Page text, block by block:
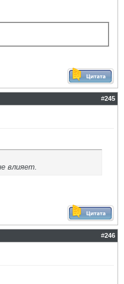
#245
влияет.
#246